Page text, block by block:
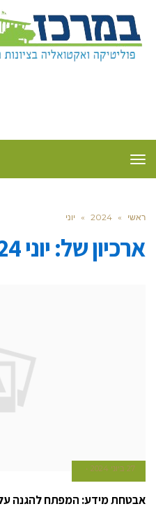
תפריט
ראשי »
2024
» יוני
ארכיון של:יוני 2024
27 ביוני 2024
אבטחת מידע: המפתח להגנה על